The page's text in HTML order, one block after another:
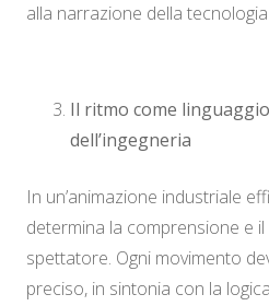
alla narrazione della tecnologia.
Il ritmo come
dell’ingegneria
In un’animazione industriale
determina la comprensione e
spettatore. Ogni movimento
preciso, in sintonia con la